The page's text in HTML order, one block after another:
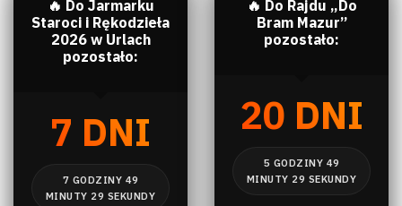
🔥 Do Jarmarku
Staroci i Rękodzieła
2026 w Urlach
pozostało:
7 DNI
🔥 Do Rajdu „Do
Bram Mazur”
pozostało:
20 DNI